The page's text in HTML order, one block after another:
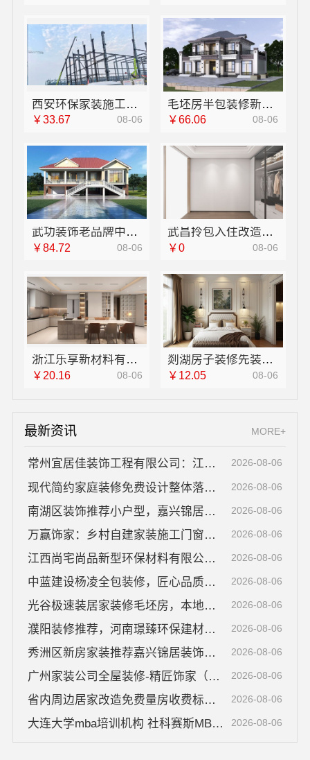
西安环保家装施工公寓自有施工队，居安天成
￥33.67 08-06
毛坯房半包装修新式中蓝建投武功分公司
￥66.06 08-06
武功装饰老品牌中蓝建投值得信赖
￥84.72 08-06
武昌拎包入住改造，同城快装（湖北）科技智能省心
￥0 08-06
浙江乐享新材料有限公司：便宜住宅装修新房整体布置施工案例
￥20.16 08-06
剡湖房子装修先装后付，浙江宜美嘉装饰工程有限公司资金安
￥12.05 08-06
最新资讯 MORE+
常州宜居佳装饰工程有限公司：江苏靠谱家装全包价格明细 2026-08-06
现代简约家庭装修免费设计整体落地——福建尚艺空间新材料科技有限公司 2026-08-06
南湖区装饰推荐小户型，嘉兴锦居装饰材料有限公司专业整装 2026-08-06
万赢饰家：乡村自建家装施工门窗焕新 2026-08-06
江西尚宅尚品新型环保材料有限公司本地环保施工更靠谱 2026-08-06
中蓝建设杨凌全包装修，匠心品质好口碑 2026-08-06
光谷极速装居家装修毛坯房，本地快装（湖北）科技有限公司从设计到交付一站式落地服务 2026-08-06
濮阳装修推荐，河南璟臻环保建材有限公司一站式省心 2026-08-06
秀洲区新房家装推荐嘉兴锦居装饰材料有限公司 2026-08-06
广州家装公司全屋装修-精匠饰家（广州）家居建材有限公司 2026-08-06
省内周边居家改造免费量房收费标准｜浙江乐享新材料有限公司 2026-08-06
大连大学mba培训机构 社科赛斯MBA考研专业辅导机构 2026-08-06